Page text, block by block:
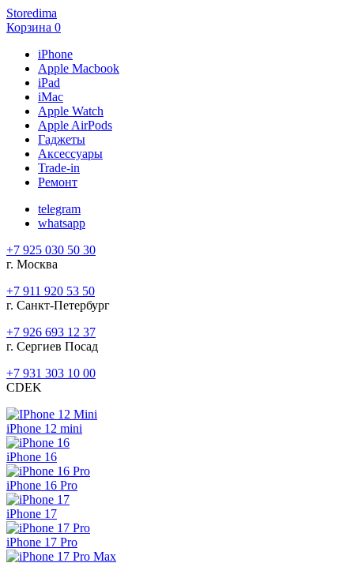
Storedima
Корзина 0
iPhone
Apple Macbook
iPad
iMac
Apple Watch
Apple AirPods
Гаджеты
Аксессуары
Trade-in
Ремонт
telegram
whatsapp
+7 925 030 50 30
г. Москва
+7 911 920 53 50
г. Санкт-Петербург
+7 926 693 12 37
г. Сергиев Посад
+7 931 303 10 00
CDEK
iPhone 12 mini
iPhone 16
iPhone 16 Pro
iPhone 17
iPhone 17 Pro